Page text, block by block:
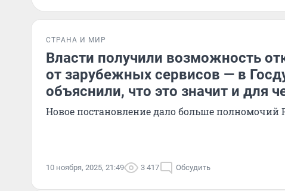
СТРАНА И МИР
Власти получили возможность
от зарубежных сервисов — в
объяснили, что это значит и для
Новое постановление дало больше полномочий
10 ноября, 2025, 21:49 3 417 Обсудить